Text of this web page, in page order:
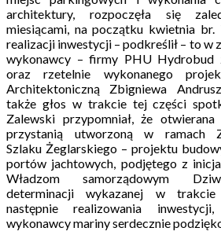
architektury, rozpoczęła się
miesiącami, na początku kwietnia
realizacji inwestycji – podkreślił – to w
wykonawcy – firmy PHU Hydrobud
oraz rzetelnie wykonanego
Architektoniczną Zbigniewa
także głos w trakcie tej części
Zalewski przypomniał, że
przystanią utworzoną w ramach
Szlaku Żeglarskiego – projektu
portów jachtowych, podjętego z
Władzom samorządowym
determinacji wykazanej w
następnie realizowania
wykonawcy mariny serdecznie